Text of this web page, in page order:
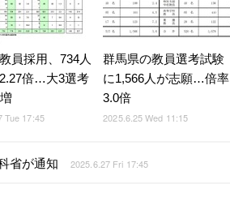
員採用、734人
倍…大3選考
Tue 17:45
群馬県の教員選考試験
に1,566人が志願…倍率
3.0倍
2025.6.25 Wed 11:15
省が通知 2025.6.27 Fri 17:45